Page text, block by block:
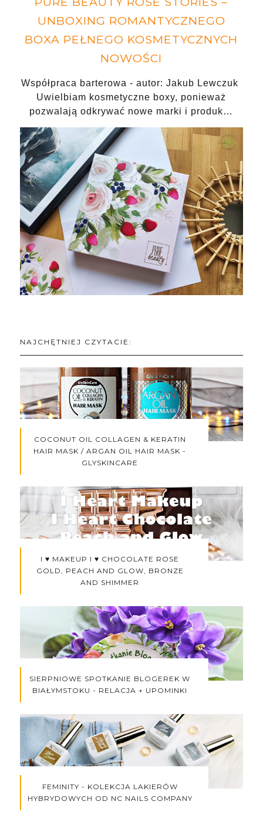
UNBOXING ROMANTYCZNEGO
BOXA PEŁNEGO KOSMETYCZNYCH
NOWOŚCI
Współpraca barterowa - autor: Jakub Lewczuk
Uwielbiam kosmetyczne boxy, ponieważ
pozwalają odkrywać nowe marki i produk…
NAJCHĘTNIEJ CZYTACIE:
COCONUT OIL COLLAGEN & KERATIN
HAIR MASK / ARGAN OIL HAIR MASK -
GLYSKINCARE
I ♥ MAKEUP I ♥ CHOCOLATE ROSE
GOLD, PEACH AND GLOW, BRONZE
AND SHIMMER
SIERPNIOWE SPOTKANIE BLOGEREK W
BIAŁYMSTOKU - RELACJA + UPOMINKI
FEMINITY - KOLEKCJA LAKIERÓW
HYBRYDOWYCH OD NC NAILS COMPANY